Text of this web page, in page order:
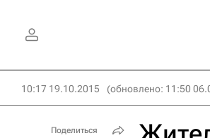
10:17 19.10.2015 (обновлено: 11:50
Поделиться